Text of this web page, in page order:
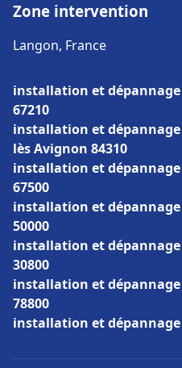
Zone intervention
Langon, France
installation et
67210
installation et
lès Avignon 84310
installation et
67500
installation et
50000
installation et
30800
installation et
78800
installation et dépannage